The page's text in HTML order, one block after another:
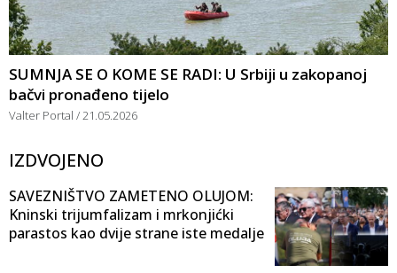
SUMNJA SE O KOME SE RADI: U Srbiji u zakopanoj
bačvi pronađeno tijelo
Valter Portal 21.05.2026
IZDVOJENO
SAVEZNIŠTVO ZAMETENO OLUJOM:
Kninski trijumfalizam i mrkonjićki
parastos kao dvije strane iste medalje